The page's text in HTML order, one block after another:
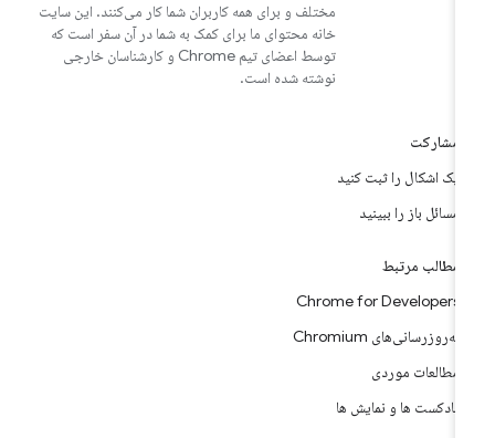
مختلف و برای همه کاربران شما کار می‌کنند. این سایت
خانه محتوای ما برای کمک به شما در آن سفر است که
توسط اعضای تیم Chrome و کارشناسان خارجی
نوشته شده است.
مشارکت
یک اشکال را ثبت کنید
مسائل باز را ببینید
مطالب مرتبط
Chrome for Developers
به‌روزرسانی‌های Chromium
مطالعات موردی
پادکست ها و نمایش ها